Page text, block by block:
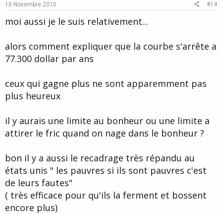
t
e
10 Novembre 2010 #14
moi aussi je le suis relativement...
alors comment expliquer que la courbe s'arrête a
77.300 dollar par ans
ceux qui gagne plus ne sont apparemment pas
plus heureux
il y aurais une limite au bonheur ou une limite a
attirer le fric quand on nage dans le bonheur ?
bon il y a aussi le recadrage très répandu au
états unis " les pauvres si ils sont pauvres c'est
de leurs fautes"
( très efficace pour qu'ils la ferment et bossent
encore plus)